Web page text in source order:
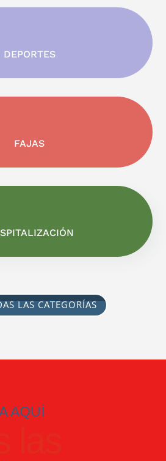
DEPORTES
FAJAS
LAS CATEGORÍAS
AQUÍ